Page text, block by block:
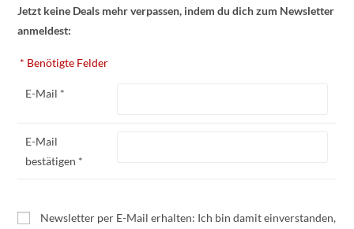
Jetzt keine Deals mehr verpassen, indem du dich zum Newsletter
anmeldest:
* Benötigte Felder
E-Mail *
E-Mail
bestätigen *
Newsletter per E-Mail erhalten: Ich bin damit einverstanden,